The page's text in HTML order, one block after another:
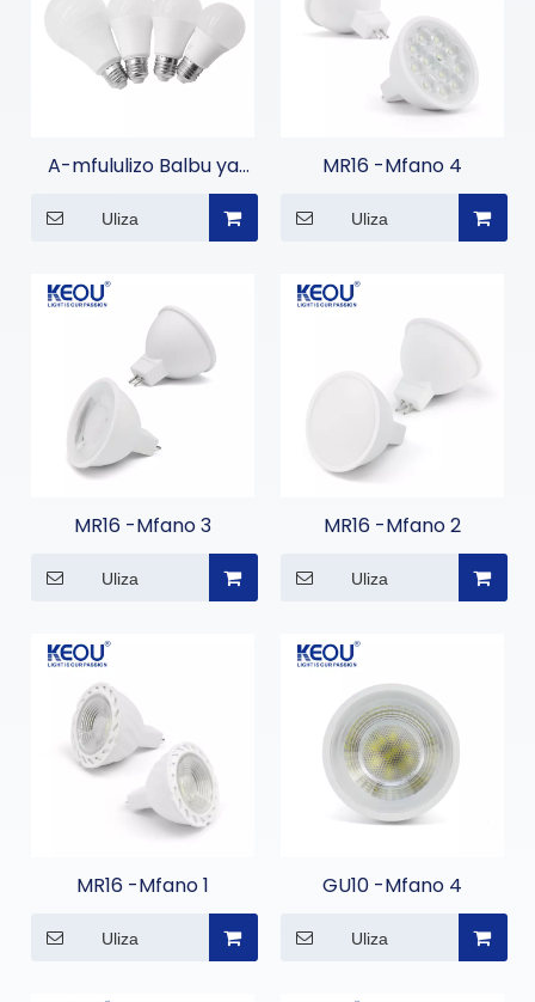
A-mfululizo Balbu ya
Uliza
MR16 -Mfano 4
Uliza
MR16 -Mfano 3
Uliza
MR16 -Mfano 2
Uliza
MR16 -Mfano 1
Uliza
GU10 -Mfano 4
Uliza